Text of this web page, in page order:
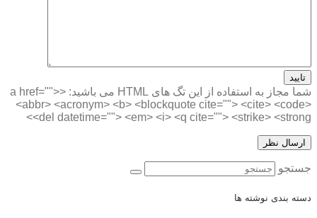
تایید
شما مجاز به استفاده از این تگ های HTML می باشید:
<a href="">
<abbr> <acronym> <b> <blockquote cite=""> <cite> <code>
<del datetime=""> <em> <i> <q cite=""> <strike> <strong>
جستجو
دسته بندی نوشته ها